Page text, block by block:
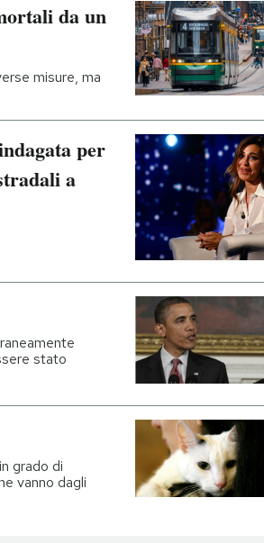
da un
misure, ma
per
a
stato
grado di
vanno dagli